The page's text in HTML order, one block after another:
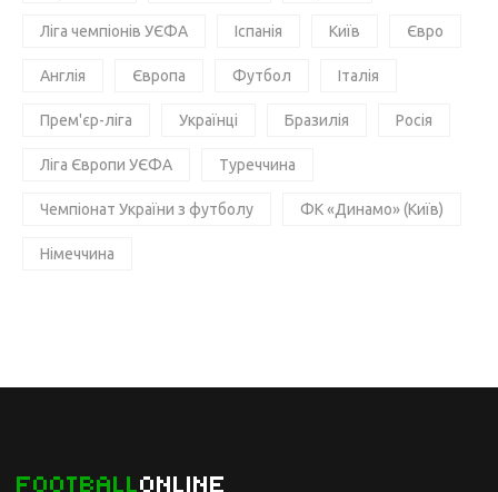
Ліга чемпіонів УЄФА Іспанія Київ Євро
Англія Європа Футбол Італія
Прем'єр-ліга Українці Бразилія Росія
Ліга Європи УЄФА Туреччина
Чемпіонат України з футболу ФК «Динамо» (Київ)
Німеччина
FOOTBALLONLINE